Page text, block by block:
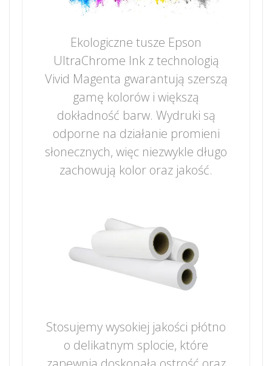
Ekologiczne tusze Epson
UltraChrome Ink z technologią
Vivid Magenta gwarantują szerszą
gamę kolorów i większą
dokładność barw. Wydruki są
odporne na działanie promieni
słonecznych, więc niezwykle długo
zachowują kolor oraz jakość.
Stosujemy wysokiej jakości płótno
o delikatnym splocie, które